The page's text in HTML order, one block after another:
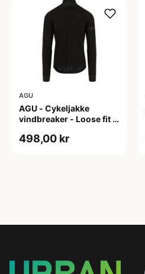
AGU
AGU - Cykeljakke
vindbreaker - Loose fit -
498,00 kr